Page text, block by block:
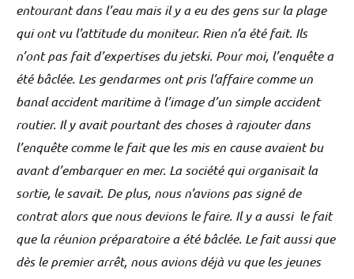
entourant dans l’eau mais il y a eu des gens sur la plage
qui ont vu l’attitude du moniteur. Rien n’a été fait. Ils
n’ont pas fait d’expertises du jetski. Pour moi, l’enquête a
été bâclée. Les gendarmes ont pris l’affaire comme un
banal accident maritime à l’image d’un simple accident
routier. Il y avait pourtant des choses à rajouter dans
l’enquête comme le fait que les mis en cause avaient bu
avant d’embarquer en mer. La société qui organisait la
sortie, le savait. De plus, nous n’avions pas signé de
contrat alors que nous devions le faire. Il y a aussi le fait
que la réunion préparatoire a été bâclée. Le fait aussi que
dès le premier arrêt, nous avions déjà vu que les jeunes